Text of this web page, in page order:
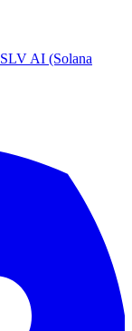
SLV AI (Solana